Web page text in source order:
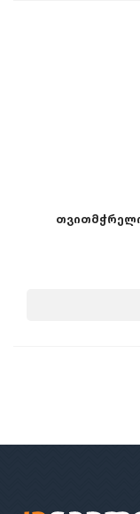
თვითმჭრელი